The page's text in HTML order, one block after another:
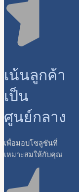
เน้นลูกค้า
เป็น
ศูนย์กลาง
เพื่อมอบโซลูชันที่
เหมาะสมให้กับคุณ